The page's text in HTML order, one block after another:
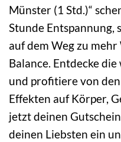
Münster (1 Std.)“
Stunde Entspannung,
auf dem Weg zu
Balance. Entdecke
und profitiere von
Effekten auf Körper,
jetzt deinen
deinen Liebsten ein